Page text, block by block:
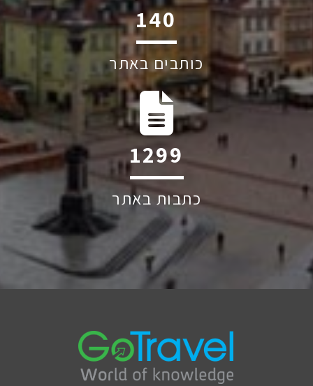
202
כותבים באתר
1884
כתבות באתר